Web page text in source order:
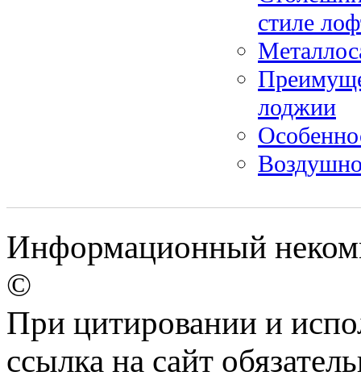
стиле
лоджии
Информационный
©
При цитировании и
ссылка на сайт